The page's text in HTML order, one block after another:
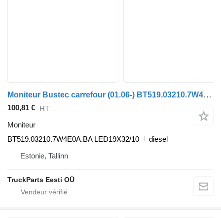
Moniteur Bustec carrefour (01.06-) BT519.03210.7W4E0A.BA pour Irisbus Arway, Crossway, Crealis, Magelys, Proway, Daily Tourys (2006-)
100,81 € HT
Moniteur
BT519.03210.7W4E0A.BA LED19X32/10
diesel
Estonie, Tallinn
TruckParts Eesti OÜ